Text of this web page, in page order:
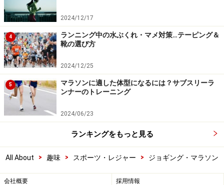
2024/12/17
4
ランニング中の水ぶくれ・マメ対策…テーピング＆
靴の選び方
2024/12/25
5
マラソンに適した体型になるには？サブスリーラ
ンナーのトレーニング
2024/06/23
ランキングをもっと見る
All About > 趣味 > スポーツ・レジャー > ジョギング・マラソン
会社概要 採用情報